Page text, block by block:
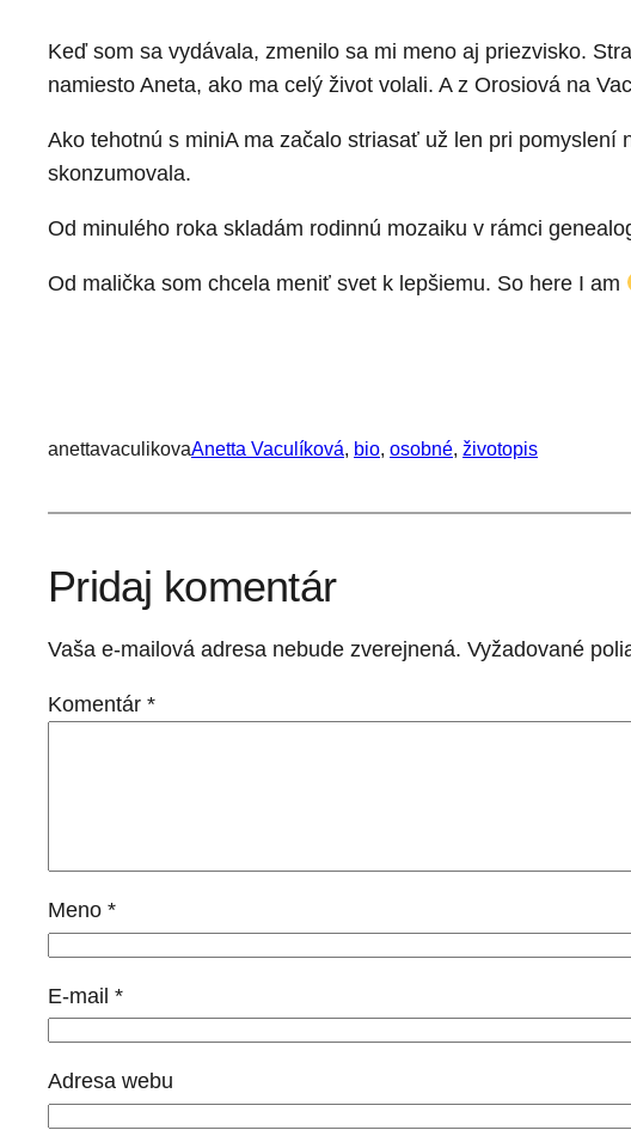
Keď som sa vydávala, zmenilo sa mi meno aj priezvisko.
namiesto Aneta, ako ma celý život volali. A z Orosiová na
Ako tehotnú s miniA ma začalo striasať už len pri
skonzumovala.
Od minulého roka skladám rodinnú mozaiku v rámci
Od malička som chcela meniť svet k lepšiemu. So here I am
anettavaculikovaAnetta Vaculíková, bio, osobné, životopis
Pridaj komentár
Vaša e-mailová adresa nebude zverejnená. Vyžadované
Komentár *
Meno *
E-mail *
Adresa webu